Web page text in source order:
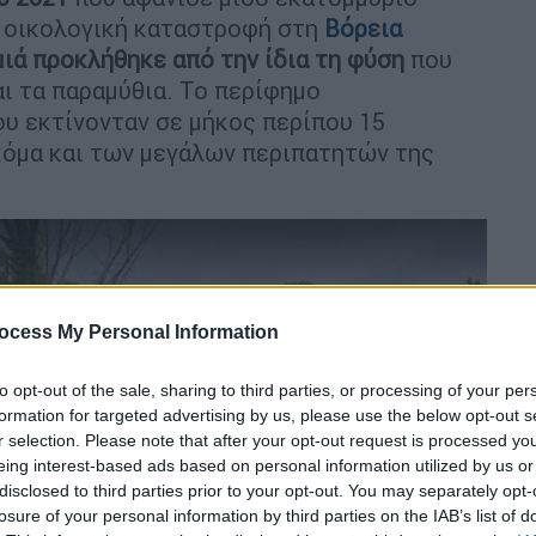
My Personal Information
opt-out of the sale, sharing to third parties, or processing of your
for targeted advertising by us, please use the below opt-out
selection. Please note that after your opt-out request is processed
interest-based ads based on personal information utilized by us
to third parties prior to your opt-out. You may separately
of your personal information by third parties on the IAB’s list of
καταστροφή στη Βόρεια
προκλήθηκε από την ίδια τη φύση που
τα παραμύθια. Το περίφημο
εκτίνονταν σε μήκος περίπου 15
και των μεγάλων περιπατητών της
video